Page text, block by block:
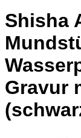
Shisha
Gravur